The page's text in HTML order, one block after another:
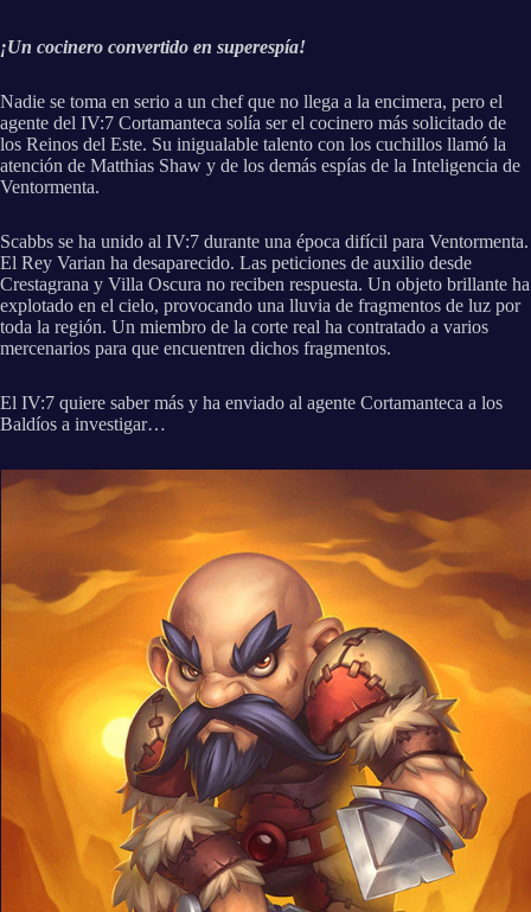
¡Un cocinero convertido en superespía!
Nadie se toma en serio a un chef que no llega a la encimera, pero el
agente del IV:7 Cortamanteca solía ser el cocinero más solicitado de
los Reinos del Este. Su inigualable talento con los cuchillos llamó la
atención de Matthias Shaw y de los demás espías de la Inteligencia de
Ventormenta.
Scabbs se ha unido al IV:7 durante una época difícil para Ventormenta.
El Rey Varian ha desaparecido. Las peticiones de auxilio desde
Crestagrana y Villa Oscura no reciben respuesta. Un objeto brillante ha
explotado en el cielo, provocando una lluvia de fragmentos de luz por
toda la región. Un miembro de la corte real ha contratado a varios
mercenarios para que encuentren dichos fragmentos.
El IV:7 quiere saber más y ha enviado al agente Cortamanteca a los
Baldíos a investigar…